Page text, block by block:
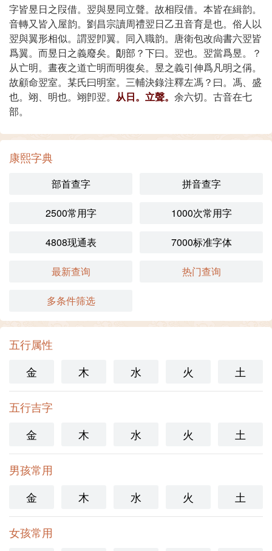
字皆昱日之叚借。翌與昱同立聲。故相叚借。本皆在緝韵。
音轉又皆入屋韵。劉昌宗讀周禮翌日乙丑音育是也。俗人以
翌與翼形相似。謂翌卽翼。同入職韵。唐衛包改尙書六翌皆
爲翼。而昱日之義廢矣。朙部？下曰。翌也。翌當爲昱。？
从亡明。晝夜之道亡明而明復矣。昱之義引伸爲凡明之偁。
故顧命翌室。某氏曰明室。三輔決錄注釋左馮？曰。馮、盛
也。翊、明也。翊卽翌。 从日。立聲。 余六切。古音在七
部。
康熙字典
部首查字 拼音查字
2500常用字 1000次常用字
4808现通表 7000标准字体
最新查询 热门查询
多条件筛选
五行属性
金
木 水 火 土
五行吉字
金
木 水 火 土
男孩常用
金
木 水 火 土
女孩常用